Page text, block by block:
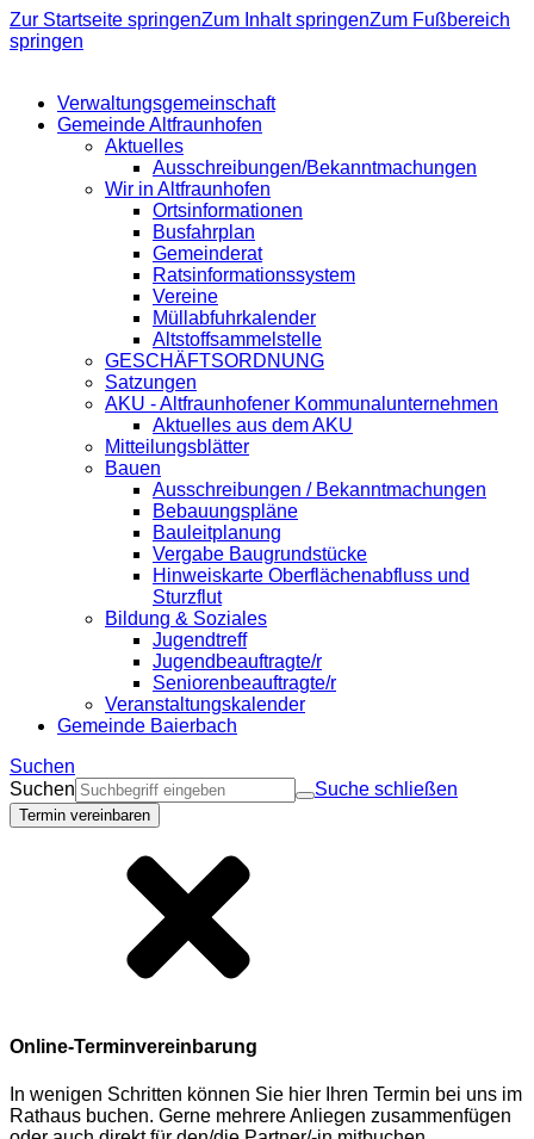
Zur Startseite springenZum Inhalt springenZum Fußbereich
springen
Verwaltungsgemeinschaft
Gemeinde Altfraunhofen
Aktuelles
Ausschreibungen/Bekanntmachungen
Wir in Altfraunhofen
Ortsinformationen
Busfahrplan
Gemeinderat
Ratsinformationssystem
Vereine
Müllabfuhrkalender
Altstoffsammelstelle
GESCHÄFTSORDNUNG
Satzungen
AKU - Altfraunhofener Kommunalunternehmen
Aktuelles aus dem AKU
Mitteilungsblätter
Bauen
Ausschreibungen / Bekanntmachungen
Bebauungspläne
Bauleitplanung
Vergabe Baugrundstücke
Hinweiskarte Oberflächenabfluss und
Sturzflut
Bildung & Soziales
Jugendtreff
Jugendbeauftragte/r
Seniorenbeauftragte/r
Veranstaltungskalender
Gemeinde Baierbach
Suchen
Suchen
Suche schließen
Termin vereinbaren
Online-Terminvereinbarung
In wenigen Schritten können Sie hier Ihren Termin bei uns im
Rathaus buchen. Gerne mehrere Anliegen zusammenfügen